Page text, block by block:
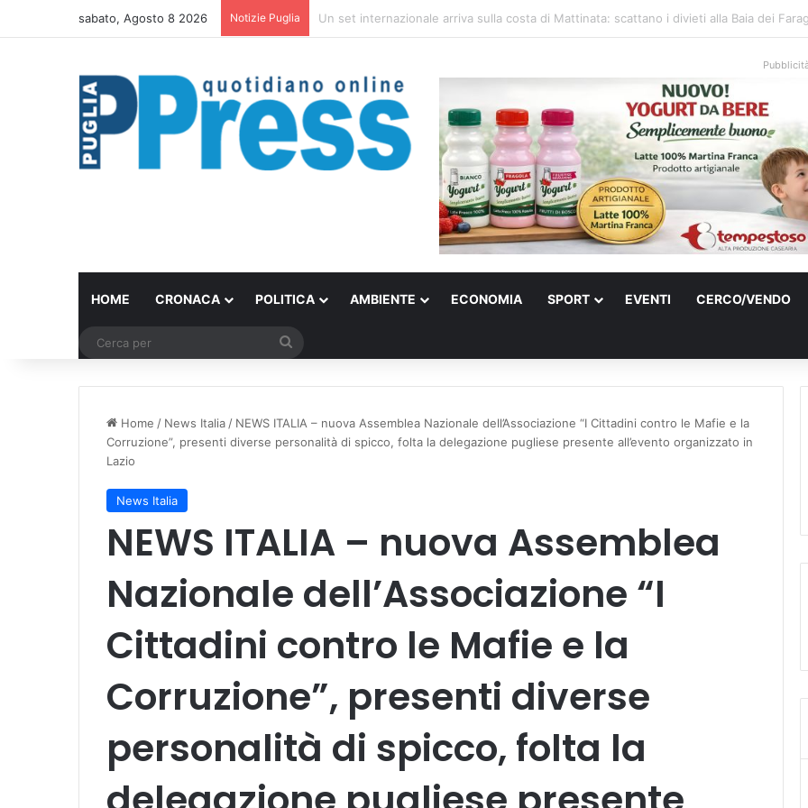
sabato, Agosto 8 2026 Notizie Puglia Ombrelloni lasciati sulle spiagge libere, controlli a Vieste e Peschici: liberati oltre 5mila
HOME CRONACA POLITICA AMBIENTE ECONOMIA SPORT EVENTI CERCO/VENDO
Home / News Italia/ NEWS ITALIA – nuova Assemblea Nazionale dell’Associazione “I Cittadini contro le Mafie e la
Corruzione”, presenti diverse personalità di spicco, folta la delegazione pugliese presente all’evento organizzato in
Lazio
News Italia
NEWS ITALIA – nuova Assemblea
Nazionale dell’Associazione “I
Cittadini contro le Mafie e la
Corruzione”, presenti diverse
personalità di spicco, folta la